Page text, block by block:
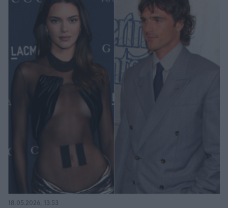
18.05.2026, 13:53